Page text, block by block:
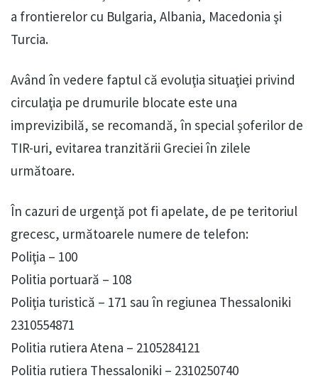
a frontierelor cu Bulgaria, Albania, Macedonia şi
Turcia.
Având în vedere faptul că evoluţia situaţiei privind
circulaţia pe drumurile blocate este una
imprevizibilă, se recomandă, în special şoferilor de
TIR-uri, evitarea tranzitării Greciei în zilele
următoare.
În cazuri de urgenţă pot fi apelate, de pe teritoriul
grecesc, următoarele numere de telefon:
Poliţia – 100
Politia portuară – 108
Poliţia turistică – 171 sau în regiunea Thessaloniki
2310554871
Politia rutiera Atena – 2105284121
Politia rutiera Thessaloniki – 2310250740